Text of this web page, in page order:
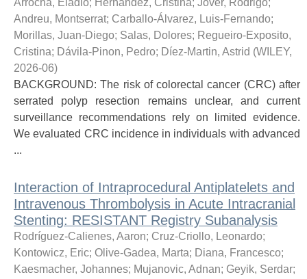
Arrocha, Eladio; Hernández, Cristina; Jover, Rodrigo;
Andreu, Montserrat; Carballo-Álvarez, Luis-Fernando;
Morillas, Juan-Diego; Salas, Dolores; Regueiro-Exposito,
Cristina; Dávila-Pinon, Pedro; Díez-Martin, Astrid (WILEY,
2026-06)
BACKGROUND: The risk of colorectal cancer (CRC) after
serrated polyp resection remains unclear, and current
surveillance recommendations rely on limited evidence.
We evaluated CRC incidence in individuals with advanced
...
Interaction of Intraprocedural Antiplatelets and
Intravenous Thrombolysis in Acute Intracranial
Stenting: RESISTANT Registry Subanalysis
Rodríguez-Calienes, Aaron; Cruz-Criollo, Leonardo;
Kontowicz, Eric; Olive-Gadea, Marta; Diana, Francesco;
Kaesmacher, Johannes; Mujanovic, Adnan; Geyik, Serdar;